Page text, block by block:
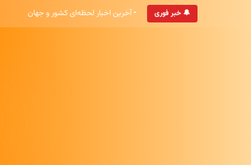
🔔 خبر فوری
خبری هشت صبح خوش آمدید • آخرین اخبار لحظه‌ای کشور و